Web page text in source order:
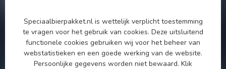
Als je vragen hebt over onze producten of jouw aankoop, bezoek
dan onze klantenservicepagina. Hier vindt je onze
bedrijfsgegevens, antwoorden op veelgestelde vragen en
verschillende manieren om contact met ons op te nemen.
Speciaalbierpakket.nl is wettelijk verplicht toestemming
te vragen voor het gebruik van cookies. Deze uitsluitend
functionele cookies gebruiken wij voor het beheer van
webstatistieken en een goede werking van de website.
Persoonlijke gegevens worden niet bewaard. Klik